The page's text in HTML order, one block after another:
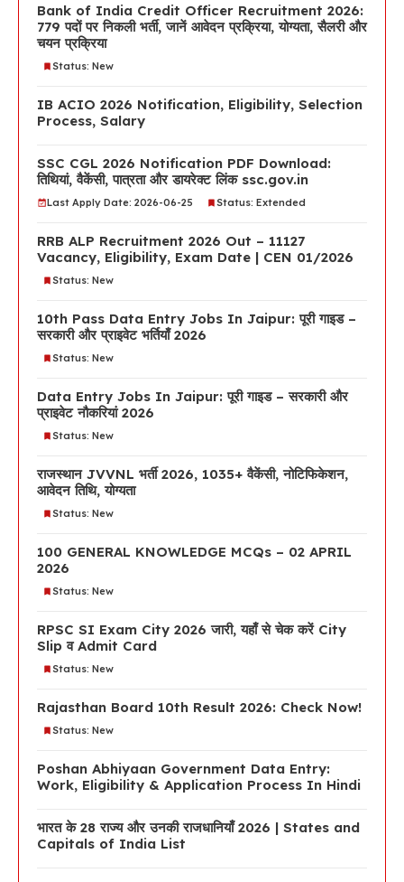
Bank of India Credit Officer Recruitment 2026:
779 पदों पर निकली भर्ती, जानें आवेदन प्रक्रिया, योग्यता, सैलरी और
चयन प्रक्रिया
Status: New
IB ACIO 2026 Notification, Eligibility, Selection
Process, Salary
SSC CGL 2026 Notification PDF Download:
तिथियां, वैकेंसी, पात्रता और डायरेक्ट लिंक ssc.gov.in
Last Apply Date: 2026-06-25 Status: Extended
RRB ALP Recruitment 2026 Out – 11127
Vacancy, Eligibility, Exam Date | CEN 01/2026
Status: New
10th Pass Data Entry Jobs In Jaipur: पूरी गाइड –
सरकारी और प्राइवेट भर्तियाँ 2026
Status: New
Data Entry Jobs In Jaipur: पूरी गाइड – सरकारी और
प्राइवेट नौकरियां 2026
Status: New
राजस्थान JVVNL भर्ती 2026, 1035+ वैकेंसी, नोटिफिकेशन,
आवेदन तिथि, योग्यता
Status: New
100 GENERAL KNOWLEDGE MCQs – 02 APRIL
2026
Status: New
RPSC SI Exam City 2026 जारी, यहाँ से चेक करें City
Slip व Admit Card
Status: New
Rajasthan Board 10th Result 2026: Check Now!
Status: New
Poshan Abhiyaan Government Data Entry:
Work, Eligibility & Application Process In Hindi
भारत के 28 राज्य और उनकी राजधानियाँ 2026 | States and
Capitals of India List